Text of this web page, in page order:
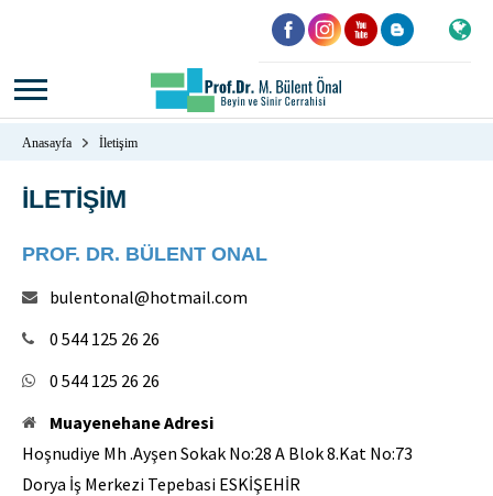
Anasayfa İletişim
İLETİŞİM
PROF. DR. BÜLENT ONAL
bulentonal@hotmail.com
0 544 125 26 26
0 544 125 26 26
Muayenehane Adresi
Hoşnudiye Mh .Ayşen Sokak No:28 A Blok 8.Kat No:73
Dorya İş Merkezi Tepebasi ESKİŞEHİR